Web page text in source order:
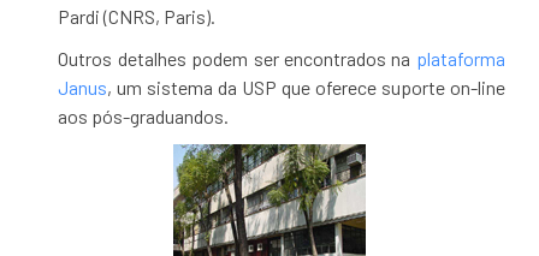
Pardi (CNRS, Paris).
Outros detalhes podem ser encontrados na plataforma
Janus, um sistema da USP que oferece suporte on-line
aos pós-graduandos.